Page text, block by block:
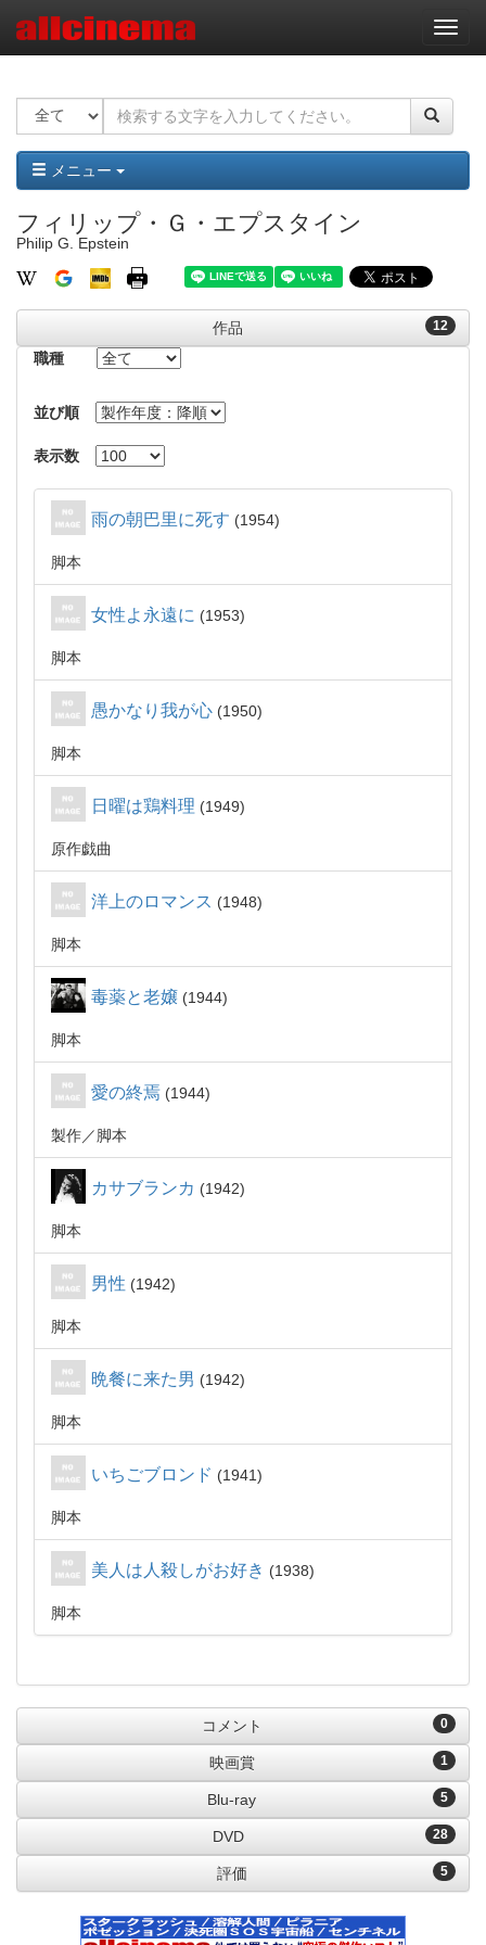
ナ
ビ
ー
ョ
ン
メニュー
フィリップ・Ｇ・エプスタイン
Philip G. Epstein
12
作品
職種
並び順
表示数
雨の朝巴里に死す 1954
脚本
女性よ永遠に 1953
脚本
愚かなり我が心 1950
脚本
日曜は鶏料理 1949
原作戯曲
洋上のロマンス 1948
脚本
毒薬と老嬢 1944
脚本
愛の終焉 1944
製作 脚本
カサブランカ 1942
脚本
男性 1942
脚本
晩餐に来た男 1942
脚本
いちごブロンド 1941
脚本
美人は人殺しがお好き 1938
脚本
0
コメント
1
映画賞
5
Blu-ray
28
DVD
5
評価